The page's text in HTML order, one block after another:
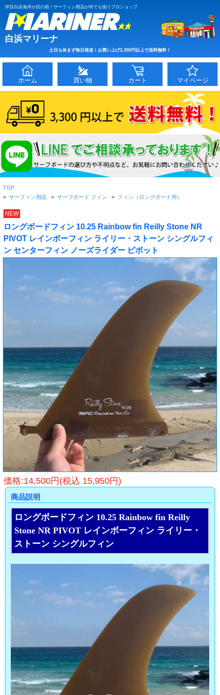
伊豆白浜海岸が目の前！サーフィン用品が何でも揃うプロショップ
白浜マリーナ
土日も休まず毎日発送！お買い上げ3,300円以上で送料無料！
ホーム 買い物 カート マイページ
TOP
> サーフィン用品 > サーフボード フィン > フィン（ロングボード用）
NEW
ロングボードフィン 10.25 Rainbow fin Reilly Stone NR
PIVOT レインボーフィン ライリー・ストーン シングルフィ
ン センターフィン ノーズライダー ピボット
価格:14,500円(税込 15,950円)
商品説明
ロングボードフィン 10.25 Rainbow fin Reilly
Stone NR PIVOT レインボーフィン ライリー・
ストーン シングルフィン